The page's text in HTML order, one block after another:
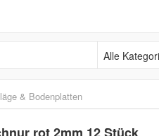
Alle Kategorien
& Bodenplatten